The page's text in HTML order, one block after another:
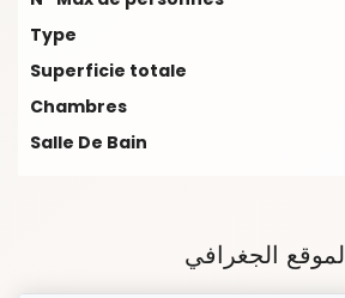
Type
Superficie totale
Chambres
Salle De Bain
الموقع الجغرافي